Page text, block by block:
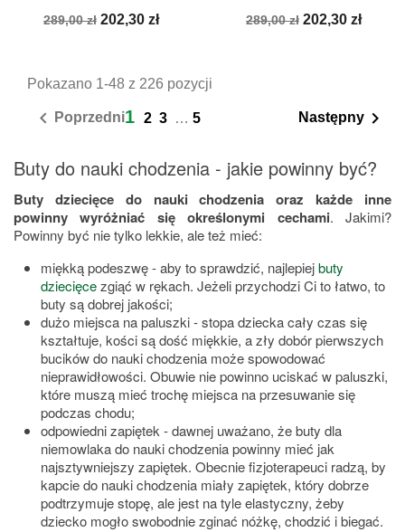
Cena
289,00 zł Cena
202,30 zł
Cena
289,00 zł Cena
202,30 zł
Pokazano 1-48 z 226 pozycji
 Poprzedni1 2 3 … 5 Następny 
Buty do nauki chodzenia - jakie powinny być?
Buty dziecięce do nauki chodzenia oraz każde inne
powinny wyróżniać się określonymi cechami. Jakimi?
Powinny być nie tylko lekkie, ale też mieć:
miękką podeszwę - aby to sprawdzić, najlepiejbuty
dziecięcezgiąć w rękach. Jeżeli przychodzi Ci to łatwo, to
buty są dobrej jakości;
dużo miejsca na paluszki - stopa dziecka cały czas się
kształtuje, kości są dość miękkie, a zły dobór pierwszych
bucików do nauki chodzenia może spowodować
nieprawidłowości. Obuwie nie powinno uciskać w paluszki,
które muszą mieć trochę miejsca na przesuwanie się
podczas chodu;
odpowiedni zapiętek - dawnej uważano, że buty dla
niemowlaka do nauki chodzenia powinny mieć jak
najsztywniejszy zapiętek. Obecnie fizjoterapeuci radzą, by
kapcie do nauki chodzenia miały zapiętek, który dobrze
podtrzymuje stopę, ale jest na tyle elastyczny, żeby
dziecko mogło swobodnie zginać nóżkę, chodzić i biegać.